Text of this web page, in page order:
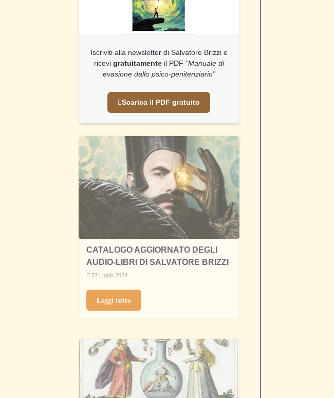
Iscriviti alla newsletter di Salvatore Brizzi e
ricevi gratuitamenteil PDF “Manuale di
evasione dallo psico-penitenziario”
Scarica il PDF gratuito
CATALOGO AGGIORNATO DEGLI
AUDIO-LIBRI DI SALVATORE BRIZZI
27 Luglio 2024
Leggi tutto